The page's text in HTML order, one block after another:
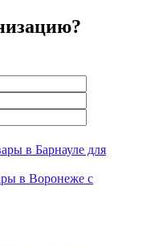
в Барнауле для
в Воронеже с